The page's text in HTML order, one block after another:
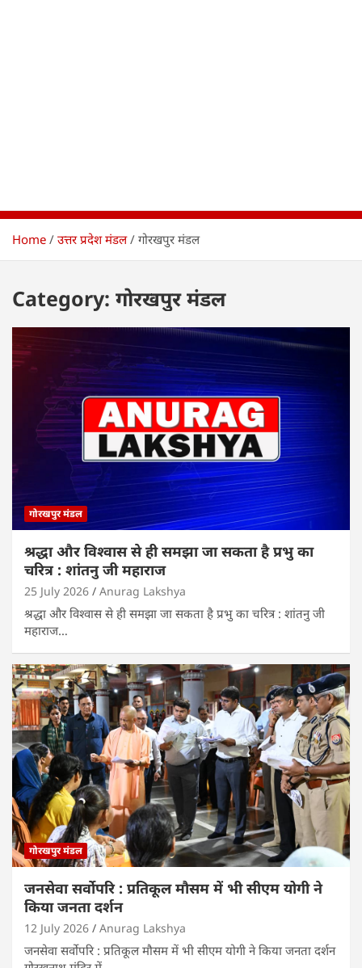
Home उत्तर प्रदेश मंडल गोरखपुर मंडल
Category: गोरखपुर मंडल
गोरखपुर मंडल
श्रद्धा और विश्वास से ही समझा जा सकता है प्रभु का
चरित्र : शांतनु जी महाराज
25 July 2026 Anurag Lakshya
श्रद्धा और विश्वास से ही समझा जा सकता है प्रभु का चरित्र : शांतनु जी
महाराज…
गोरखपुर मंडल
जनसेवा सर्वोपरि : प्रतिकूल मौसम में भी सीएम योगी ने
किया जनता दर्शन
12 July 2026 Anurag Lakshya
जनसेवा सर्वोपरि : प्रतिकूल मौसम में भी सीएम योगी ने किया जनता दर्शन